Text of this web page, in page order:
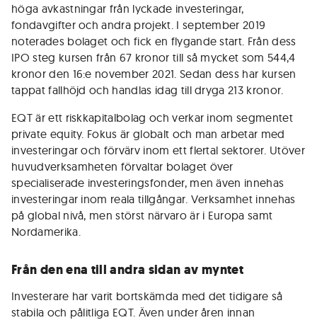
höga avkastningar från lyckade investeringar,
fondavgifter och andra projekt. I september 2019
noterades bolaget och fick en flygande start. Från dess
IPO steg kursen från 67 kronor till så mycket som 544,4
kronor den 16:e november 2021. Sedan dess har kursen
tappat fallhöjd och handlas idag till dryga 213 kronor.
EQT är ett riskkapitalbolag och verkar inom segmentet
private equity. Fokus är globalt och man arbetar med
investeringar och förvärv inom ett flertal sektorer. Utöver
huvudverksamheten förvaltar bolaget över
specialiserade investeringsfonder, men även innehas
investeringar inom reala tillgångar. Verksamhet innehas
på global nivå, men störst närvaro är i Europa samt
Nordamerika.
Från den ena till andra sidan av myntet
Investerare har varit bortskämda med det tidigare så
stabila och pålitliga EQT. Även under åren innan